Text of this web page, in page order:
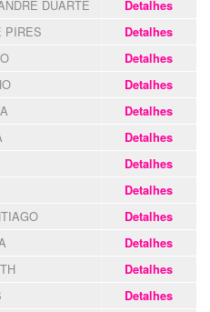
DUARTE Detalhes
PIRES Detalhes
Detalhes
Detalhes
Detalhes
Detalhes
Detalhes
Detalhes
Detalhes
Detalhes
Detalhes
Detalhes